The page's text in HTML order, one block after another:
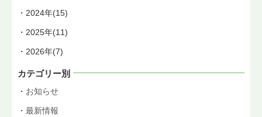
2024年(15)
2025年(11)
2026年(7)
カテゴリー別
お知らせ
最新情報